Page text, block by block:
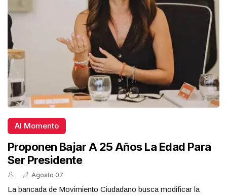
Al Momento
Proponen Bajar A 25 Años La Edad Para
Ser Presidente
Agosto 07
La bancada de Movimiento Ciudadano busca modificar la